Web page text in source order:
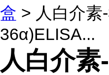
盒 > 人白介素
36α)ELISA...
人白介